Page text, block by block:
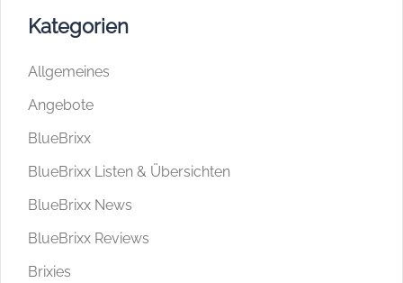
Kategorien
Allgemeines
Angebote
BlueBrixx
BlueBrixx Listen & Übersichten
BlueBrixx News
BlueBrixx Reviews
Brixies